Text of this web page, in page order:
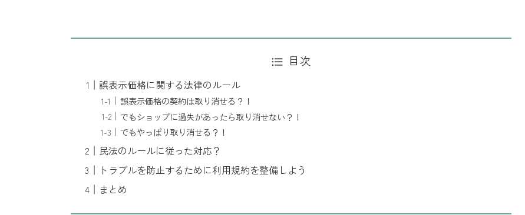
目次
誤表示価格に関する法律のルール
誤表示価格の契約は取り消せる？！
でもショップに過失があったら取り消せない？！
でもやっぱり取り消せる？！
民法のルールに従った対応？
トラブルを防止するために利用規約を整備しよう
まとめ